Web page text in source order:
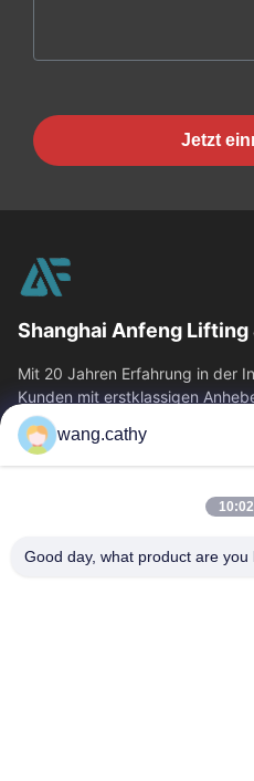
Jetzt
Shanghai Anfeng Lifting
Mit 20 Jahren Erfahrung in der
Kunden mit erstklassigen
kundenspezifischen...
Schnelllinks
Fabrik-Ausflug
wang.cathy
Good day, what product are you